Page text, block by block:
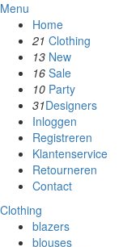
Menu
Home
21 Clothing
13 New
16 Sale
10 Party
31Designers
Inloggen
Registreren
Klantenservice
Retourneren
Contact
Clothing
blazers
blouses